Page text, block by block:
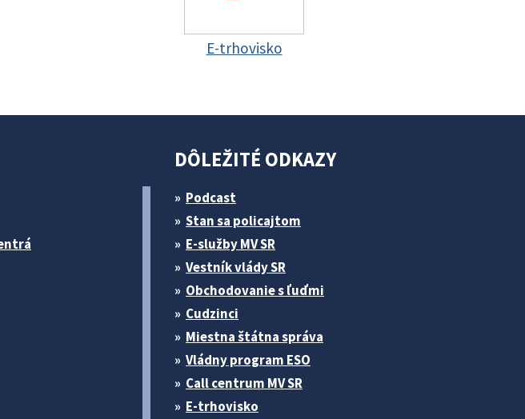
E-trhovisko
DÔLEŽITÉ ODKAZY
Podcast
Stan sa policajtom
E-služby MV SR
Vestník vlády SR
Obchodovanie s ľuďmi
Cudzinci
Miestna štátna správa
Vládny program ESO
Call centrum MV SR
E-trhovisko